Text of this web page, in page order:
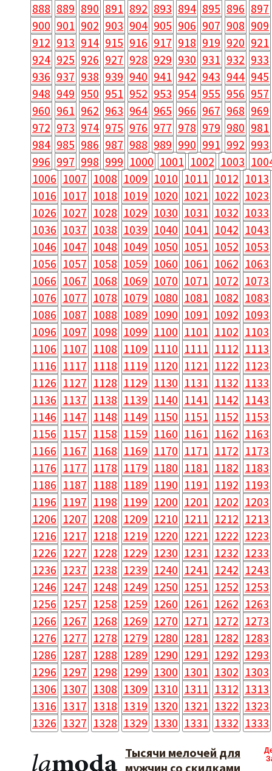
888 889 890 891 892 893 894 895 896 897
900 901 902 903 904 905 906 907 908 909
912 913 914 915 916 917 918 919 920 921
924 925 926 927 928 929 930 931 932 933
936 937 938 939 940 941 942 943 944 945
948 949 950 951 952 953 954 955 956 957
960 961 962 963 964 965 966 967 968 969
972 973 974 975 976 977 978 979 980 981
984 985 986 987 988 989 990 991 992 993
996 997 998 999 1000 1001 1002 1003
1006 1007 1008 1009 1010 1011 1012 1013
1016 1017 1018 1019 1020 1021 1022 1023
1026 1027 1028 1029 1030 1031 1032 1033
1036 1037 1038 1039 1040 1041 1042 1043
1046 1047 1048 1049 1050 1051 1052 1053
1056 1057 1058 1059 1060 1061 1062 1063
1066 1067 1068 1069 1070 1071 1072 1073
1076 1077 1078 1079 1080 1081 1082 1083
1086 1087 1088 1089 1090 1091 1092 1093
1096 1097 1098 1099 1100 1101 1102 1103
1106 1107 1108 1109 1110 1111 1112 1113
1116 1117 1118 1119 1120 1121 1122 1123
1126 1127 1128 1129 1130 1131 1132 1133
1136 1137 1138 1139 1140 1141 1142 1143
1146 1147 1148 1149 1150 1151 1152 1153
1156 1157 1158 1159 1160 1161 1162 1163
1166 1167 1168 1169 1170 1171 1172 1173
1176 1177 1178 1179 1180 1181 1182 1183
1186 1187 1188 1189 1190 1191 1192 1193
1196 1197 1198 1199 1200 1201 1202 1203
1206 1207 1208 1209 1210 1211 1212 1213
1216 1217 1218 1219 1220 1221 1222 1223
1226 1227 1228 1229 1230 1231 1232 1233
1236 1237 1238 1239 1240 1241 1242 1243
1246 1247 1248 1249 1250 1251 1252 1253
1256 1257 1258 1259 1260 1261 1262 1263
1266 1267 1268 1269 1270 1271 1272 1273
1276 1277 1278 1279 1280 1281 1282 1283
1286 1287 1288 1289 1290 1291 1292 1293
1296 1297 1298 1299 1300 1301 1302 1303
1306 1307 1308 1309 1310 1311 1312 1313
1316 1317 1318 1319 1320 1321 1322 1323
1326 1327 1328 1329 1330 1331 1332 1333
Тысячи мелочей для
мужчин со скидками